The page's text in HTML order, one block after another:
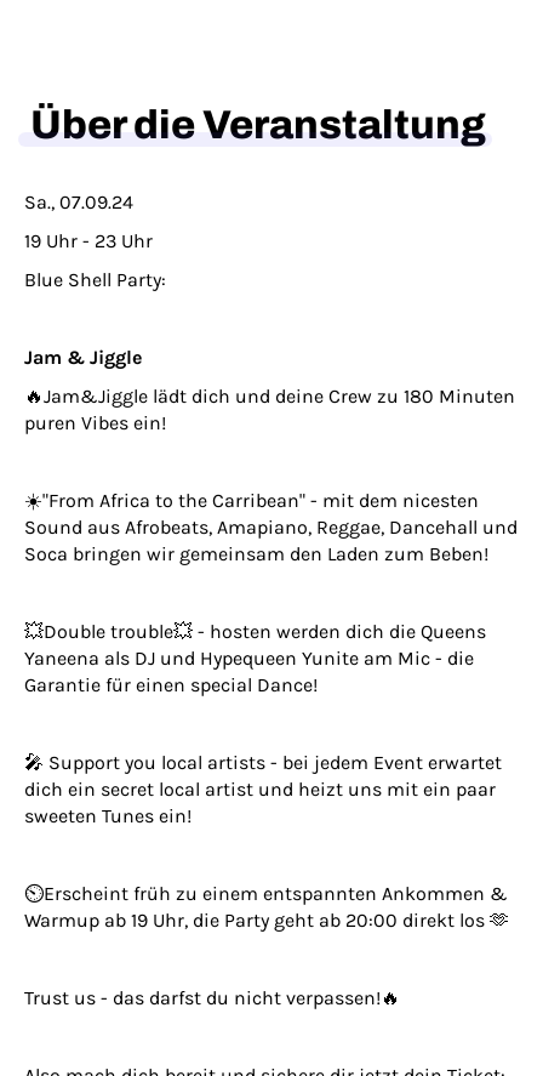
Über die Veranstaltung
Sa., 07.09.24
19 Uhr - 23 Uhr
Blue Shell Party:
Jam & Jiggle
🔥Jam&Jiggle lädt dich und deine Crew zu 180 Minuten
puren Vibes ein!
☀️"From Africa to the Carribean" - mit dem nicesten
Sound aus Afrobeats, Amapiano, Reggae, Dancehall und
Soca bringen wir gemeinsam den Laden zum Beben!
💥Double trouble💥 - hosten werden dich die Queens
Yaneena als DJ und Hypequeen Yunite am Mic - die
Garantie für einen special Dance!
🎤 Support you local artists - bei jedem Event erwartet
dich ein secret local artist und heizt uns mit ein paar
sweeten Tunes ein!
⏲️Erscheint früh zu einem entspannten Ankommen &
Warmup ab 19 Uhr, die Party geht ab 20:00 direkt los 🫶
Trust us - das darfst du nicht verpassen!🔥